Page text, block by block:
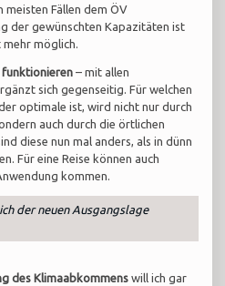
Fällen dem ÖV
der gewünschten Kapazitäten ist
möglich.
funktionieren – mit allen
sich gegenseitig. Für welchen
optimale ist, wird nicht nur durch
auch durch die örtlichen
diese nun mal anders, als in dünn
Für eine Reise können auch
kommen.
der neuen Ausgangslage
des Klimaabkommens will ich gar